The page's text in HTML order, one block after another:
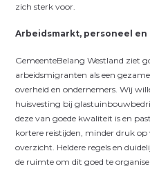
zich sterk voor.
Arbeidsmarkt, personeel
GemeenteBelang Westland ziet
arbeidsmigranten als een
overheid en ondernemers. Wij
huisvesting bij
deze van goede kwaliteit is en
kortere reistijden, minder druk
overzicht. Heldere regels en
de ruimte om dit goed te